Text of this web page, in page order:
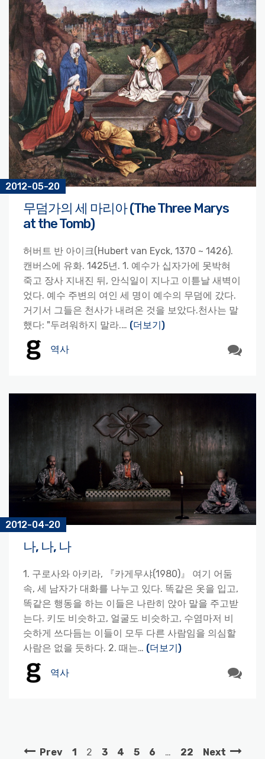
2012-05-20
무덤가의 세 마리아 (The Three Marys
at the Tomb)
허버트 반 아이크(Hubert van Eyck, 1370 ~ 1426).
캔버스에 유화. 1425년. 1. 예수가 십자가에 못박혀
죽고 장사 지내진 뒤, 안식일이 지나고 이튿날 새벽이
었다. 예수 주변의 여인 세 명이 예수의 무덤에 갔다.
거기서 그들은 천사가 내려온 것을 보았다.천사는 말
했다: "두려워하지 말라.… (더보기)
역사
2012-04-20
나, 나, 나
1. 구로사와 아키라, 『카게무샤(1980)』 여기 어둠
속, 세 남자가 대화를 나누고 있다. 똑같은 옷을 입고,
똑같은 행동을 하는 이들은 나란히 앉아 말을 주고받
는다. 키도 비슷하고, 얼굴도 비슷하고, 수염마저 비
슷하게 쓰다듬는 이들이 모두 다른 사람임을 의심할
사람은 없을 듯하다. 2. 때는… (더보기)
역사
Prev 1 2 3 4 5 6 … 22 Next